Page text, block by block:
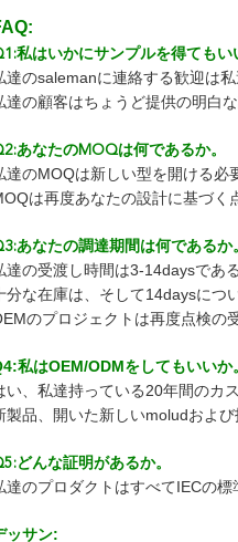
私はいかにサンプルを得てもい
達のsalemanに連絡する歓迎は
達の顧客はちょうど提供の明白
あなたのMOQは何であるか。
達のMOQは新しい型を開ける必
は再度あなたの設計に基づく
あなたの調達期間は何であるか
達の受渡し時間は3-14daysであ
分な在庫は、そして14daysにつ
のプロジェクトは再度点検の
私はOEM/ODMをしてもいいか。
い、私達持っている20年間のカ
製品、開いた新しいmoludおよ
どんな証明があるか。
達のプロダクトはすべてIECの標
ッサン: